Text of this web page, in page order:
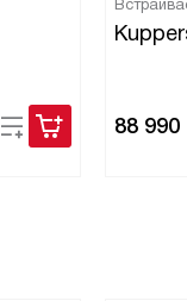
88 990